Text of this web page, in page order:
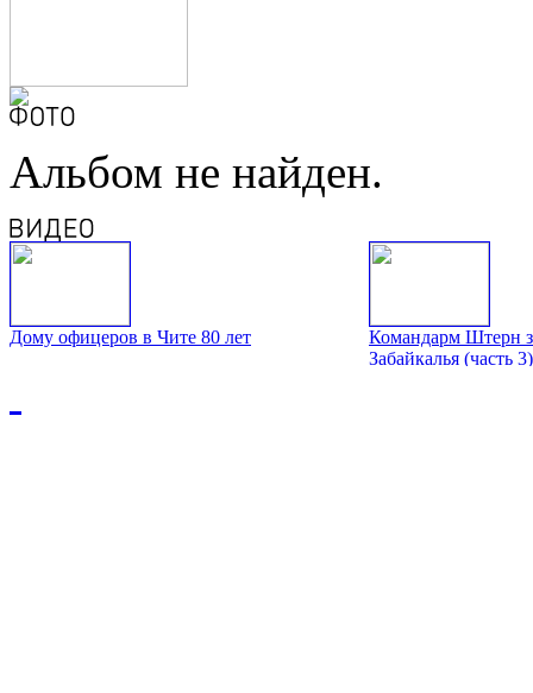
Альбом не найден.
Дому офицеров в Чите 80 лет
Командарм Штерн
Забайкалья (часть 3)